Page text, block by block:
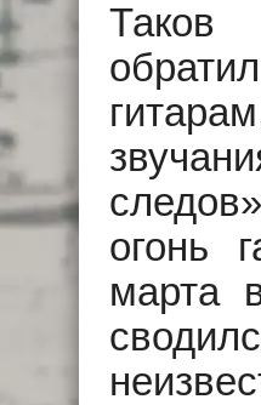
Таков
огонь
марта